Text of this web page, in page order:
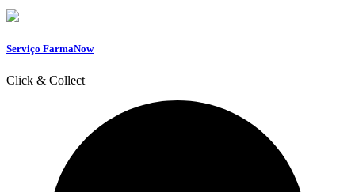
Serviço FarmaNow
Click & Collect